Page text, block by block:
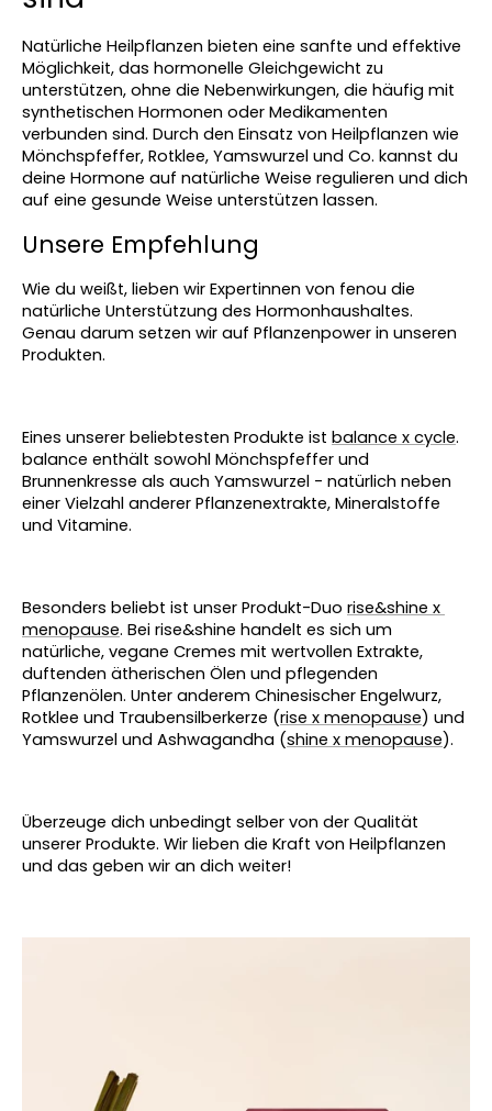
Natürliche Heilpflanzen bieten eine sanfte und effektive
Möglichkeit, das hormonelle Gleichgewicht zu
unterstützen, ohne die Nebenwirkungen, die häufig mit
synthetischen Hormonen oder Medikamenten
verbunden sind. Durch den Einsatz von Heilpflanzen wie
Mönchspfeffer, Rotklee, Yamswurzel und Co. kannst du
deine Hormone auf natürliche Weise regulieren und dich
auf eine gesunde Weise unterstützen lassen.
Unsere Empfehlung
Wie du weißt, lieben wir Expertinnen von fenou die
natürliche Unterstützung des Hormonhaushaltes.
Genau darum setzen wir auf Pflanzenpower in unseren
Produkten.
Eines unserer beliebtesten Produkte ist balance x cycle.
balance enthält sowohl Mönchspfeffer und
Brunnenkresse als auch Yamswurzel - natürlich neben
einer Vielzahl anderer Pflanzenextrakte, Mineralstoffe
und Vitamine.
Besonders beliebt ist unser Produkt-Duo rise&shine x
menopause. Bei rise&shine handelt es sich um
natürliche, vegane Cremes mit wertvollen Extrakte,
duftenden ätherischen Ölen und pflegenden
Pflanzenölen. Unter anderem Chinesischer Engelwurz,
Rotklee und Traubensilberkerze (rise x menopause) und
Yamswurzel und Ashwagandha (shine x menopause).
Überzeuge dich unbedingt selber von der Qualität
unserer Produkte. Wir lieben die Kraft von Heilpflanzen
und das geben wir an dich weiter!